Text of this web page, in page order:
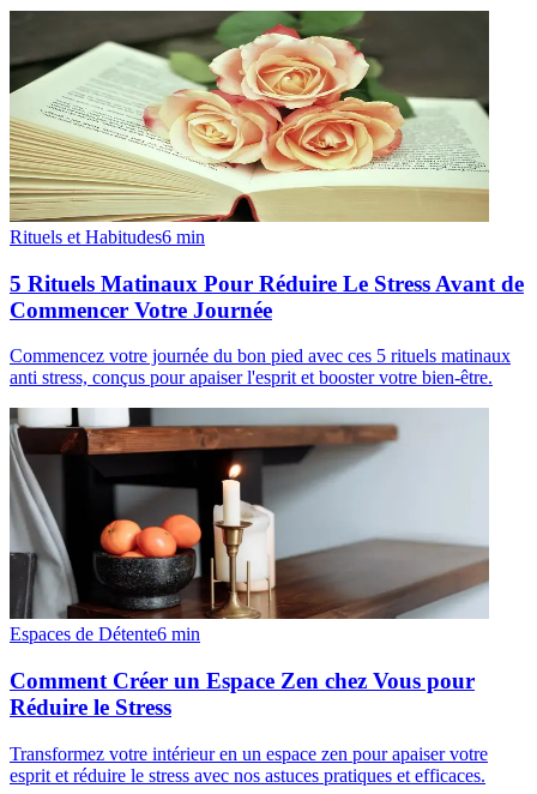
Rituels et Habitudes6 min
5 Rituels Matinaux Pour Réduire Le Stress Avant de
Commencer Votre Journée
Commencez votre journée du bon pied avec ces 5 rituels matinaux
anti stress, conçus pour apaiser l'esprit et booster votre bien-être.
Espaces de Détente6 min
Comment Créer un Espace Zen chez Vous pour
Réduire le Stress
Transformez votre intérieur en un espace zen pour apaiser votre
esprit et réduire le stress avec nos astuces pratiques et efficaces.